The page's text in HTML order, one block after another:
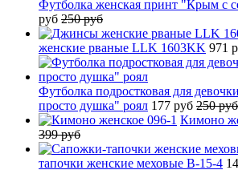
Футболка женская принт "Крым с
руб 250 руб
женские рваные LLK 1603KK 971
Футболка подростковая для
просто душка" роял 177 руб 250 руб
Кимоно
399 руб
тапочки женские меховые B-15-4